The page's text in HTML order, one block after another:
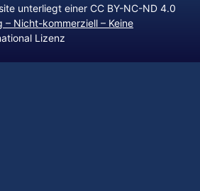
unterliegt einer CC BY-NC-ND 4.0
– Nicht-kommerziell – Keine
Lizenz